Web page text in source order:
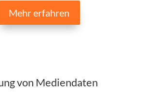
Mehr erfahren
von Mediendaten